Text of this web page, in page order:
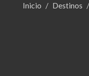
Inicio Destinos